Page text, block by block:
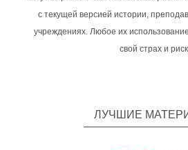
с текущей версией истории,
учреждениях. Любое их
свой страх и
ЛУЧШИЕ